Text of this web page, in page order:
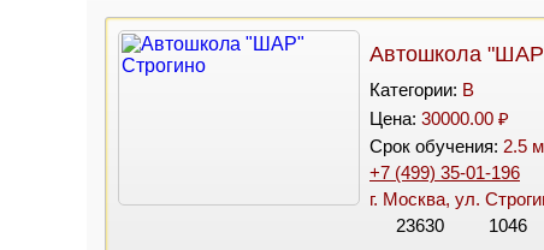
Автошкола
Категории: B
Цена: 30000.00 ₽
Срок обучения: 2.5
+7 (499) 35-01-196
г. Москва, ул.
23630
1046